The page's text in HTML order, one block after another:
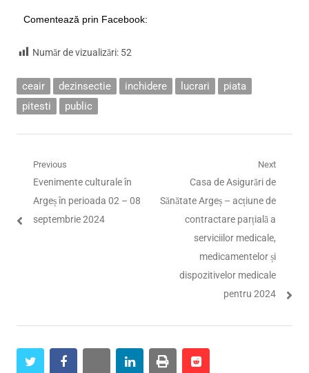
Comentează prin Facebook:
Număr de vizualizări: 52
ceair dezinsectie inchidere lucrari
piata
pitesti
public
Navigare
articole
Previous
Previous
post:
Evenimente culturale în
Argeș în perioada 02 – 08
septembrie 2024
Next
Next
post:
Casa de Asigurări de
Sănătate Argeș – acțiune de
contractare parțială a
serviciilor medicale,
medicamentelor și
dispozitivelor medicale
pentru 2024
twitterfacebookwhatsapplinkedinprint reddit
reddit